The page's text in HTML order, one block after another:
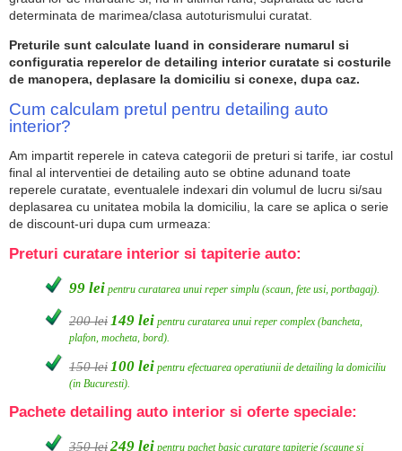
determinata de marimea/clasa autoturismului curatat.
Preturile sunt calculate luand in considerare numarul si
configuratia reperelor de detailing interior curatate si costurile
de manopera, deplasare la domiciliu si conexe, dupa caz.
Cum calculam pretul pentru detailing auto
interior?
Am impartit reperele in cateva categorii de preturi si tarife, iar costul
final al interventiei de detailing auto se obtine adunand toate
reperele curatate, eventualele indexari din volumul de lucru si/sau
deplasarea cu unitatea mobila la domiciliu, la care se aplica o serie
de discount-uri dupa cum urmeaza:
Preturi curatare interior si tapiterie auto:
99 lei pentru curatarea unui reper simplu (scaun, fete usi, portbagaj).
200 lei149 lei pentru curatarea unui reper complex (bancheta,
plafon, mocheta, bord).
150 lei100 lei pentru efectuarea operatiunii de detailing la domiciliu
(in Bucuresti).
Pachete detailing auto interior si oferte speciale:
350 lei249 lei pentru pachet basic curatare tapiterie (scaune si